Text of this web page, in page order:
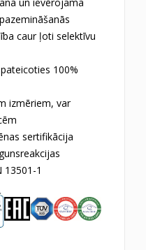
caur ļoti selektīvu
100%
izmēriem, var
sertifikācija
13501-1